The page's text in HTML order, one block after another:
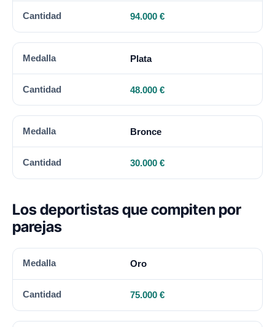
94.000 €
Plata
48.000 €
Bronce
30.000 €
Los deportistas que compiten por
parejas
MEDALLA CANTIDADOro
75.000 €